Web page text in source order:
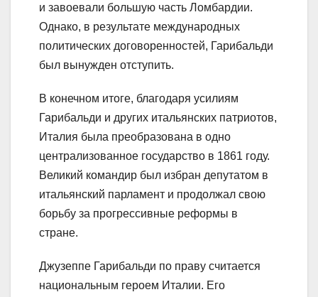
и завоевали большую часть Ломбардии.
Однако, в результате международных
политических договоренностей, Гарибальди
был вынужден отступить.
В конечном итоге, благодаря усилиям
Гарибальди и других итальянских патриотов,
Италия была преобразована в одно
централизованное государство в 1861 году.
Великий командир был избран депутатом в
итальянский парламент и продолжал свою
борьбу за прогрессивные реформы в
стране.
Джузеппе Гарибальди по праву считается
национальным героем Италии. Его